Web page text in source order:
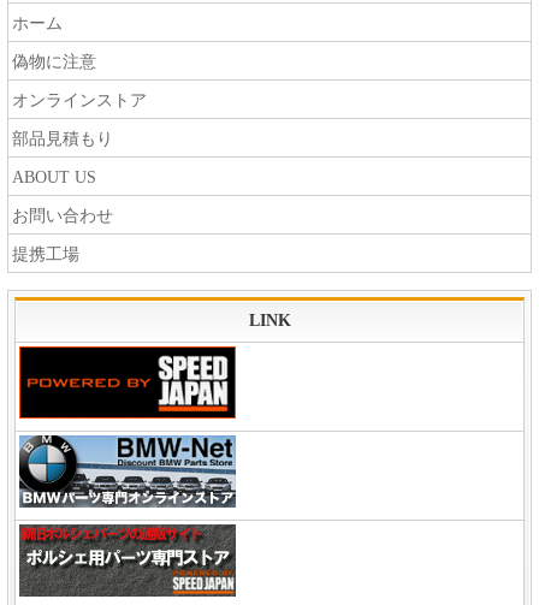
ホーム
偽物に注意
オンラインストア
部品見積もり
ABOUT US
お問い合わせ
提携工場
LINK